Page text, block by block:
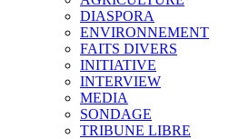
DIASPORA
ENVIRONNEMENT
FAITS DIVERS
INITIATIVE
INTERVIEW
MEDIA
SONDAGE
TRIBUNE LIBRE